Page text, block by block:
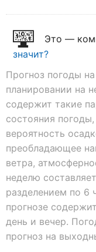
Это —
значит?
Прогноз погоды
планировании на
содержит такие
состояния
вероятность
преобладающее
ветра,
неделю
разделением по 6
прогнозе
день и вечер.
прогноз на